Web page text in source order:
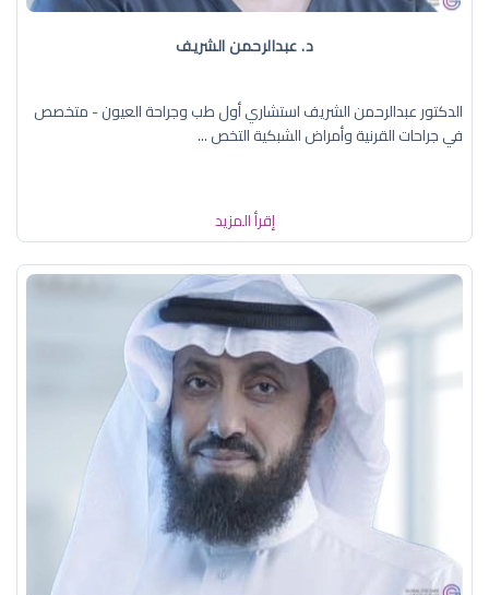
د. عبدالرحمن الشريف
الدكتور عبدالرحمن الشريف استشاري أول طب وجراحة العيون - متخصص
في جراحات القرنية وأمراض الشبكية التخص ...
إقرأ المزيد